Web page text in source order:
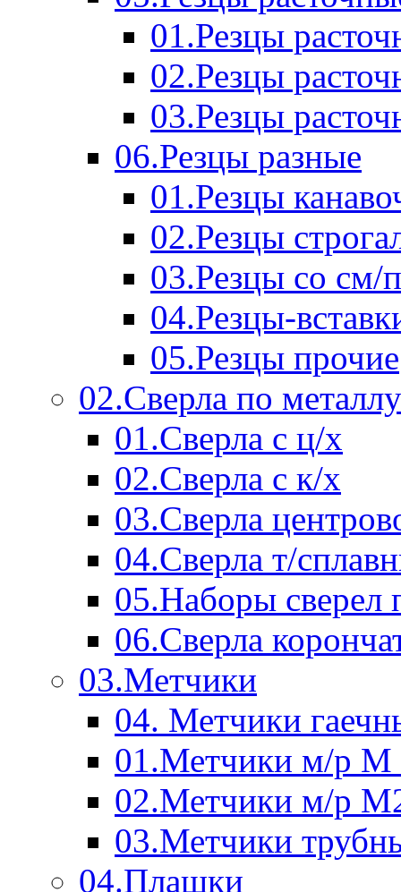
01.Резцы
02.Резцы
03.Резцы
06.Резцы разные
01.Резцы
02.Резцы
03.Резцы со см/
04.Резцы-
05.Резцы прочие
02.Сверла по металлу
01.Сверла с ц/х
02.Сверла с к/х
03.Сверла
04.Сверла т/
05.Наборы сверел
06.Сверла
03.Метчики
04. Метчики
01.Метчики м/р М
02.Метчики м/р
03.Метчики
04.Плашки